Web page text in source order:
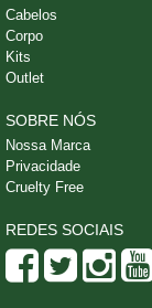
Cabelos
Corpo
Kits
Outlet
SOBRE NÓS
Nossa Marca
Privacidade
Cruelty Free
REDES SOCIAIS